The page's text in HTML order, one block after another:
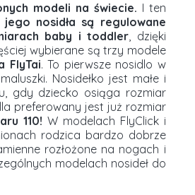
modeli na świecie. I ten
jego nosidła są regulowane
baby i toddler, dzięki
wybierane są trzy modele
FlyTai. To pierwsze nosidlo w
Nosidełko jest małe i
gdy dziecko osiąga rozmiar
preferowany jest już rozmiar
110! W modelach FlyClick i
rodzica bardzo dobrze
rozłożone na nogach i
modelach nosideł do